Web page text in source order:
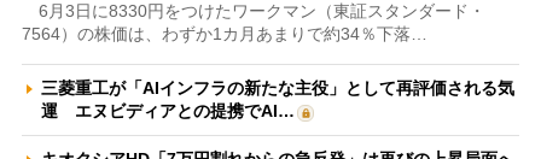
6月3日に8330円をつけたワークマン（東証スタンダード・
7564）の株価は、わずか1カ月あまりで約34％下落…
三菱重工が「AIインフラの新たな主役」として再評価される気
運 エヌビディアとの提携でAI…